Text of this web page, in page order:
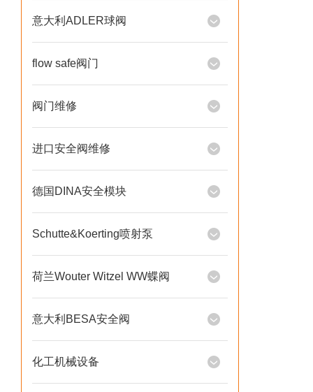
意大利ADLER球阀
flow safe阀门
阀门维修
进口安全阀维修
德国DINA安全模块
Schutte&Koerting喷射泵
荷兰Wouter Witzel WW蝶阀
意大利BESA安全阀
化工机械设备